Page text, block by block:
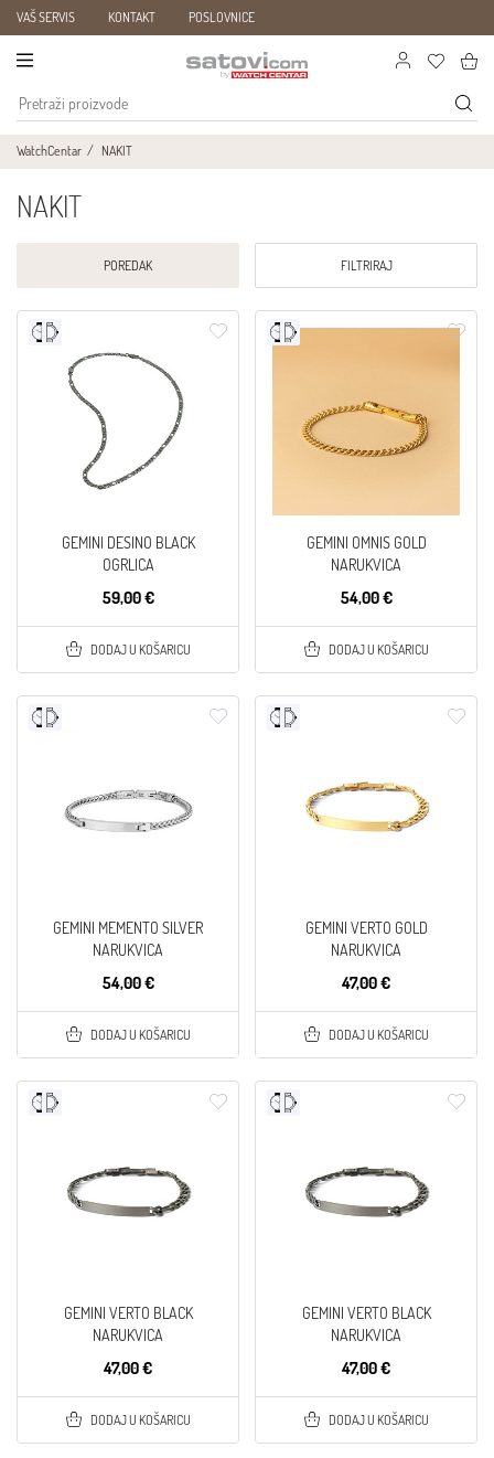
VAŠ SERVIS KONTAKT POSLOVNICE
WatchCentar NAKIT
NAKIT
POREDAK FILTRIRAJ
GEMINI DESINO BLACK
OGRLICA
59,00 €
DODAJ U KOŠARICU
GEMINI OMNIS GOLD
NARUKVICA
54,00 €
DODAJ U KOŠARICU
GEMINI MEMENTO SILVER
NARUKVICA
54,00 €
DODAJ U KOŠARICU
GEMINI VERTO GOLD
NARUKVICA
47,00 €
DODAJ U KOŠARICU
GEMINI VERTO BLACK
NARUKVICA
47,00 €
DODAJ U KOŠARICU
GEMINI VERTO BLACK
NARUKVICA
47,00 €
DODAJ U KOŠARICU